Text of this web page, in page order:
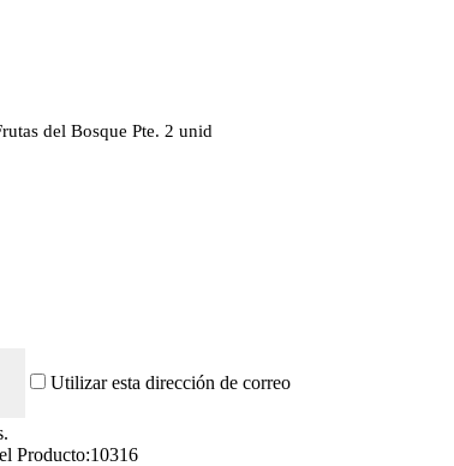
del Bosque Pte. 2 unid
Utilizar esta dirección de correo
Producto:10316